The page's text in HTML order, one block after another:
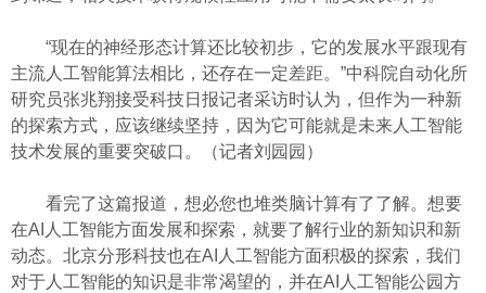
“现在的神经形态计算还比较初步，它的发展水平跟现有
主流人工智能算法相比，还存在一定差距。”中科院自动化所
研究员张兆翔接受科技日报记者采访时认为，但作为一种新
的探索方式，应该继续坚持，因为它可能就是未来人工智能
技术发展的重要突破口。（记者刘园园）
看完了这篇报道，想必您也堆类脑计算有了了解。想要
在AI人工智能方面发展和探索，就要了解行业的新知识和新
动态。 北京分形科技也在AI人工智能方面积极的探索，我们
对于人工智能的知识是非常渴望的，并在AI人工智能公园方